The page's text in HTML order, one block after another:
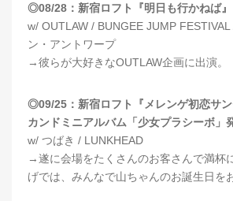
◎08/28：新宿ロフト『明日も行かねば』
w/ OUTLAW / BUNGEE JUMP
ン・アントワープ
→彼らが大好きなOUTLAW企画に出演。
◎09/25：新宿ロフト『メレンゲ初恋サ
カンドミニアルバム「少女プラシーボ」
w/ つばき / LUNKHEAD
→遂に会場をたくさんのお客さんで満杯
げでは、みんなで山ちゃんのお誕生日を